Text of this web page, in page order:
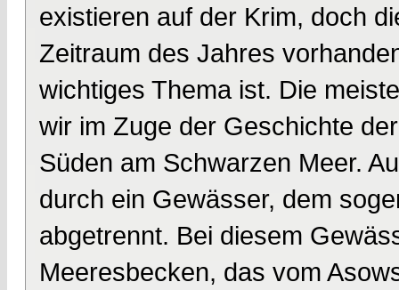
existieren auf der Krim, doch
Zeitraum des Jahres
wichtiges Thema ist. Die
wir im Zuge der Geschichte
Süden am Schwarzen Meer.
durch ein Gewässer, dem
abgetrennt. Bei diesem
Meeresbecken, das vom